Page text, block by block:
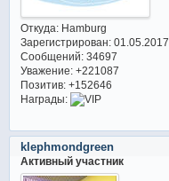
Откуда:Hamburg
Зарегистрирован: 01.05.2017
Сообщений:34697
Уважение: +221087
Позитив: +152646
Награды:
klephmondgreen
Активный участник